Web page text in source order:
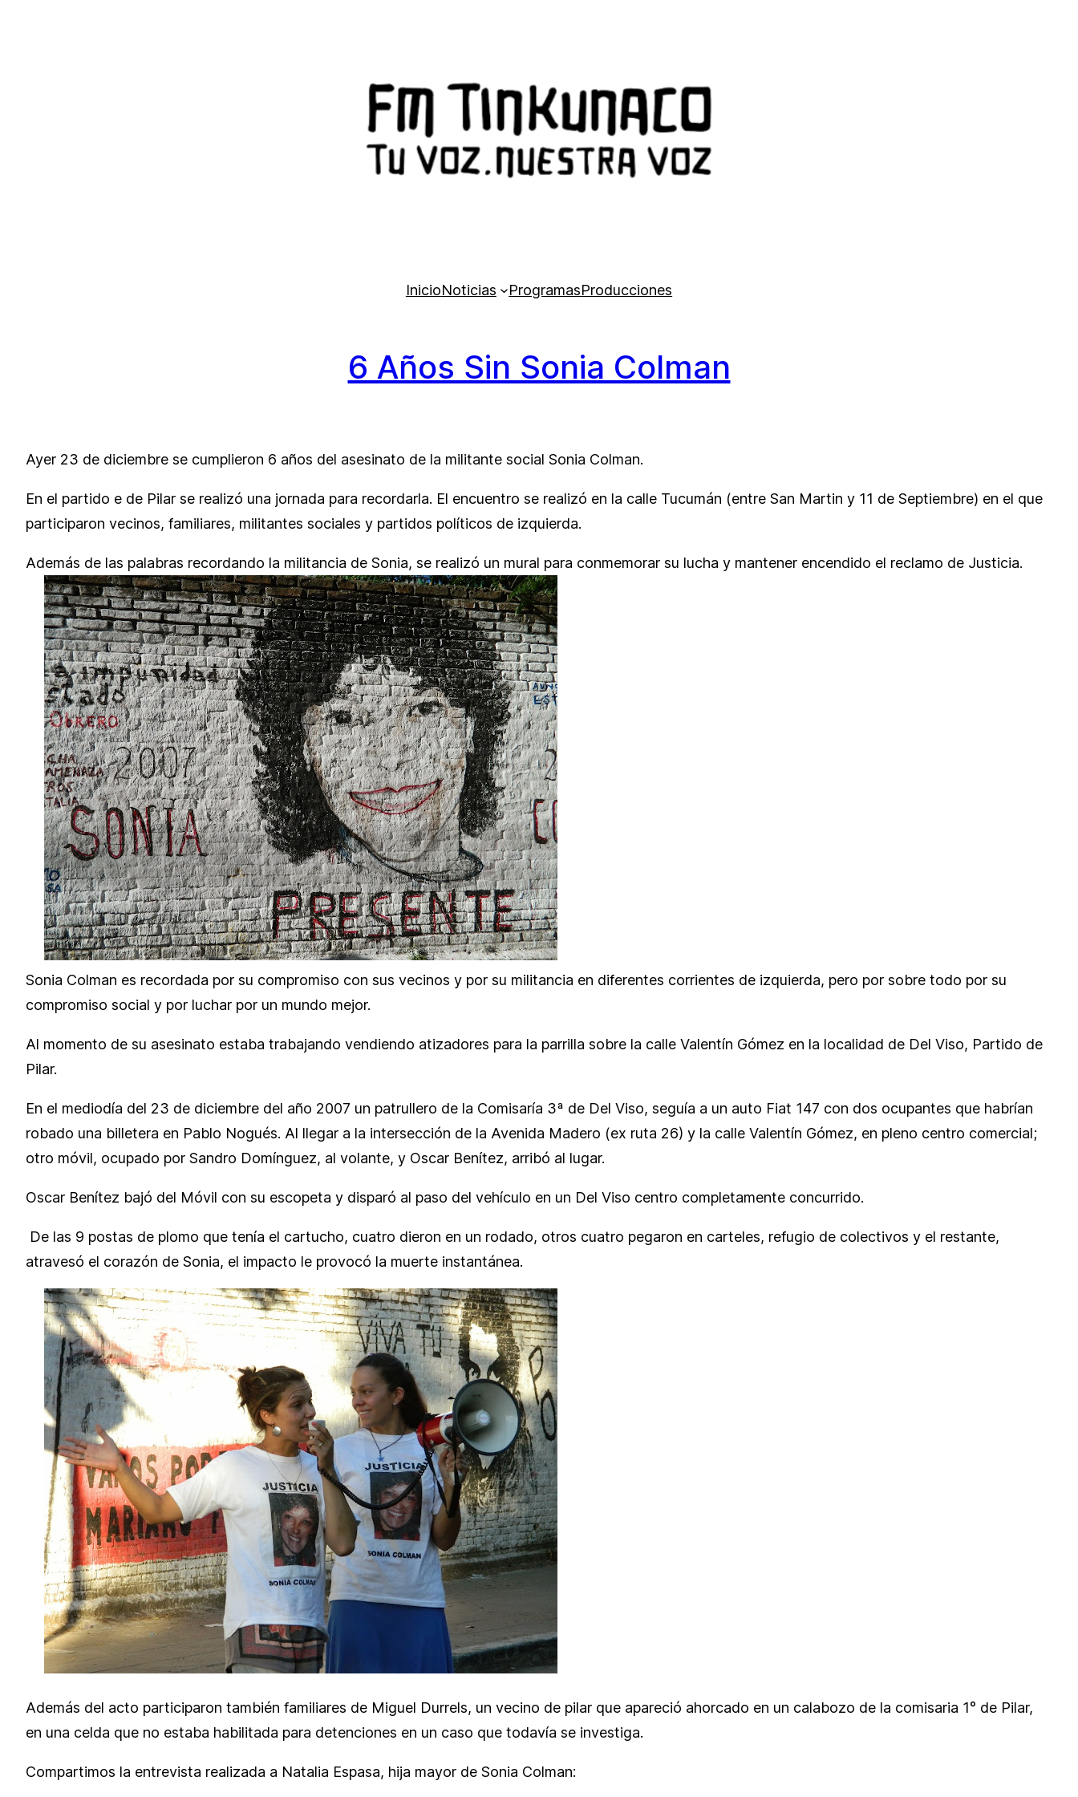
InicioNoticias ProgramasProducciones
6 Años Sin Sonia Colman
Ayer 23 de diciembre se cumplieron 6 años del asesinato de la militante social Sonia Colman.
En el partido e de Pilar se realizó una jornada para recordarla. El encuentro se realizó en la calle Tucumán (entre San Martin y 11 de Septiembre) en el que
participaron vecinos, familiares, militantes sociales y partidos políticos de izquierda.
Además de las palabras recordando la militancia de Sonia, se realizó un mural para conmemorar su lucha y mantener encendido el reclamo de Justicia.
Sonia Colman es recordada por su compromiso con sus vecinos y por su militancia en diferentes corrientes de izquierda, pero por sobre todo por su
compromiso social y por luchar por un mundo mejor.
Al momento de su asesinato estaba trabajando vendiendo atizadores para la parrilla sobre la calle Valentín Gómez en la localidad de Del Viso, Partido de
Pilar.
En el mediodía del 23 de diciembre del año 2007 un patrullero de la Comisaría 3ª de Del Viso, seguía a un auto Fiat 147 con dos ocupantes que habrían
robado una billetera en Pablo Nogués. Al llegar a la intersección de la Avenida Madero (ex ruta 26) y la calle Valentín Gómez, en pleno centro comercial;
otro móvil, ocupado por Sandro Domínguez, al volante, y Oscar Benítez, arribó al lugar.
Oscar Benítez bajó del Móvil con su escopeta y disparó al paso del vehículo en un Del Viso centro completamente concurrido.
De las 9 postas de plomo que tenía el cartucho, cuatro dieron en un rodado, otros cuatro pegaron en carteles, refugio de colectivos y el restante,
atravesó el corazón de Sonia, el impacto le provocó la muerte instantánea.
Además del acto participaron también familiares de Miguel Durrels, un vecino de pilar que apareció ahorcado en un calabozo de la comisaria 1° de Pilar,
en una celda que no estaba habilitada para detenciones en un caso que todavía se investiga.
Compartimos la entrevista realizada a Natalia Espasa, hija mayor de Sonia Colman: